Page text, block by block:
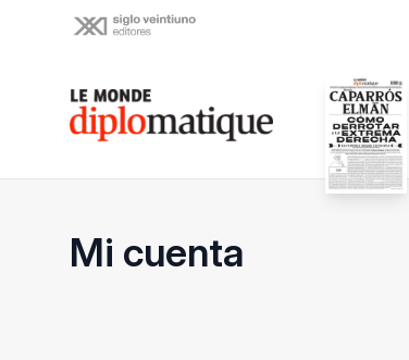
Le monde diplomatique
Mi cuenta